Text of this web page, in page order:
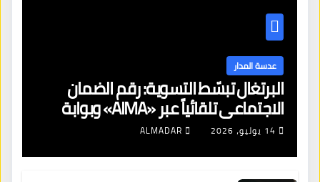
عدسة المدار
البرتغال تبسّط التسوية: رقم الضمان
الاجتماعي تلقائياً عبر «AIMA» وبوابة
جديدة لتجديد الإقامات
14 يوليو، 2026 ALMADAR